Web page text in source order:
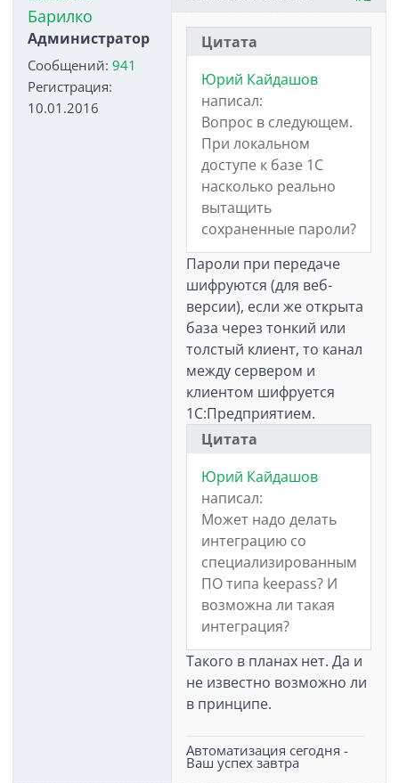
Барилко
Администратор
Сообщений: 941
Регистрация:
10.01.2016
Цитата
Юрий Кайдашов
написал:
Вопрос в следующем.
При локальном
доступе к базе 1С
насколько реально
вытащить
сохраненные пароли?
Пароли при передаче
шифруются (для веб-
версии), если же открыта
база через тонкий или
толстый клиент, то канал
между сервером и
клиентом шифруется
1С:Предприятием.
Цитата
Юрий Кайдашов
написал:
Может надо делать
интеграцию со
специализированным
ПО типа keepass? И
возможна ли такая
интеграция?
Такого в планах нет. Да и
не известно возможно ли
в принципе.
Автоматизация сегодня -
Ваш успех завтра